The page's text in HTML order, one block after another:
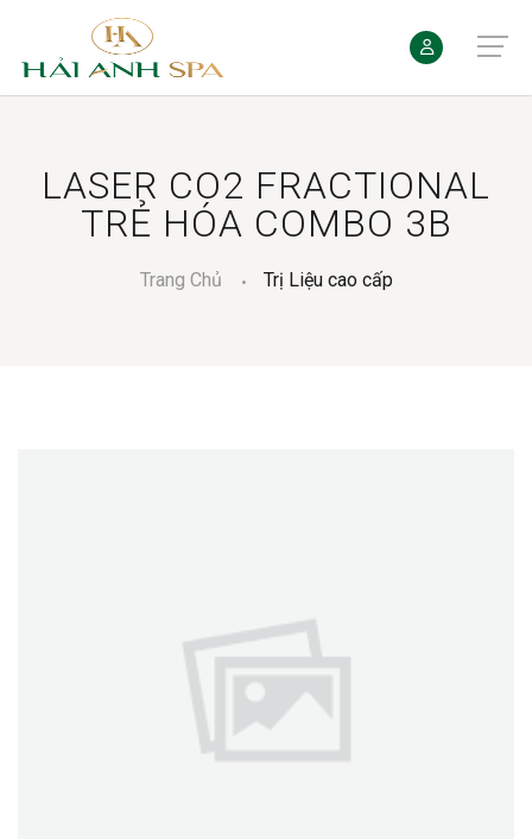
LASER CO2 FRACTIONAL
TRẺ HÓA COMBO 3B
Trang Chủ Trị Liệu cao cấp